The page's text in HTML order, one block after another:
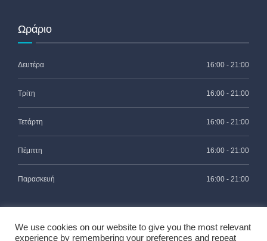
Ωράριο
Δευτέρα 16:00 - 21:00
Τρίτη 16:00 - 21:00
Τετάρτη 16:00 - 21:00
Πέμπτη 16:00 - 21:00
Παρασκευή 16:00 - 21:00
We use cookies on our website to give you the most relevant
experience by remembering your preferences and repeat